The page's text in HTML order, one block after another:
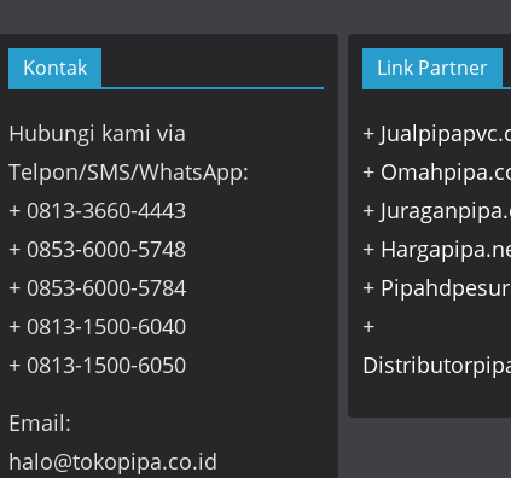
Kontak
Hubungi kami via
Telpon/SMS/WhatsApp:
+ 0813-3660-4443
+ 0853-6000-5748
+ 0853-6000-5784
+ 0813-1500-6040
+ 0813-1500-6050
Email:
halo@tokopipa.co.id
Link Partner
+
+
+
+
+
+